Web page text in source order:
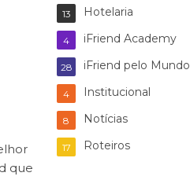
que
Hotelaria
13
iFriend Academy
4
iFriend pelo Mundo
28
Institucional
4
Notícias
8
Roteiros
17